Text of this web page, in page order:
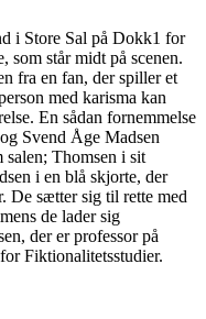
i Store Sal på Dokk1 for
som står midt på scenen.
fra en fan, der spiller et
med karisma kan
En sådan fornemmelse
Svend Åge Madsen
salen; Thomsen i sit
i en blå skjorte, der
De sætter sig til rette med
de lader sig
der er professor på
Fiktionalitetsstudier.